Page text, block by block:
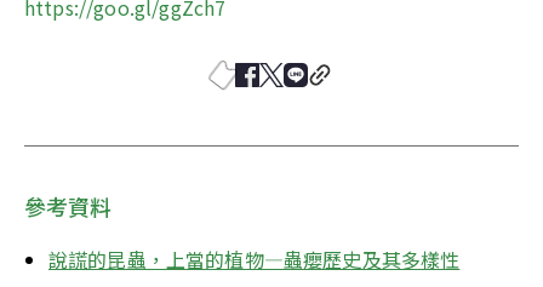
https://goo.gl/ggZch7
參考資料
說謊的昆蟲，上當的植物—蟲癭歷史及其多樣性